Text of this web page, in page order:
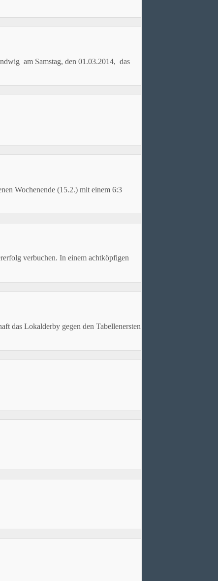
am Samstag, den 01.03.2014, das
Wochenende (15.2.) mit einem 6:3
verbuchen. In einem achtköpfigen
das Lokalderby gegen den Tabellenersten